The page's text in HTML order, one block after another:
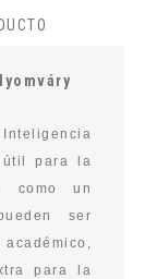
útil para la
como un
ser
para la